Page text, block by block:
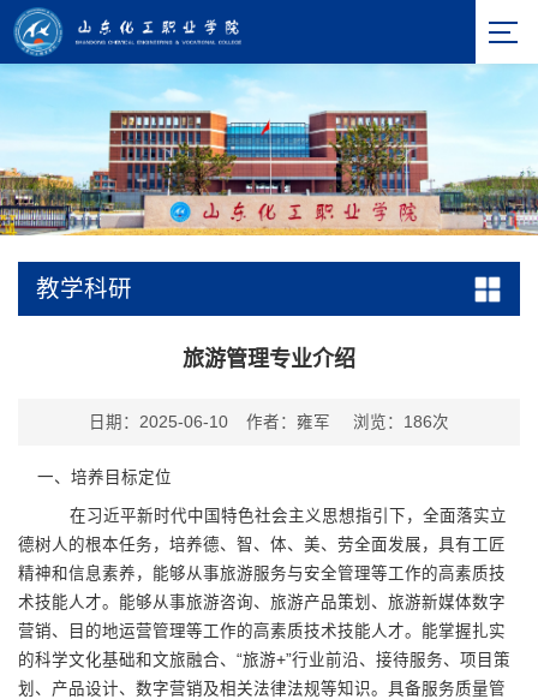
教学科研
旅游管理专业介绍
日期：2025-06-10 作者：雍军 浏览： 186次
一、培养目标定位
在习近平新时代中国特色社会主义思想指引下，全面落实立
德树人的根本任务，培养德、智、体、美、劳全面发展，具有工匠
精神和信息素养，能够从事旅游服务与安全管理等工作的高素质技
术技能人才。能够从事旅游咨询、旅游产品策划、旅游新媒体数字
营销、目的地运营管理等工作的高素质技术技能人才。能掌握扎实
的科学文化基础和文旅融合、“旅游+”行业前沿、接待服务、项目策
划、产品设计、数字营销及相关法律法规等知识。具备服务质量管